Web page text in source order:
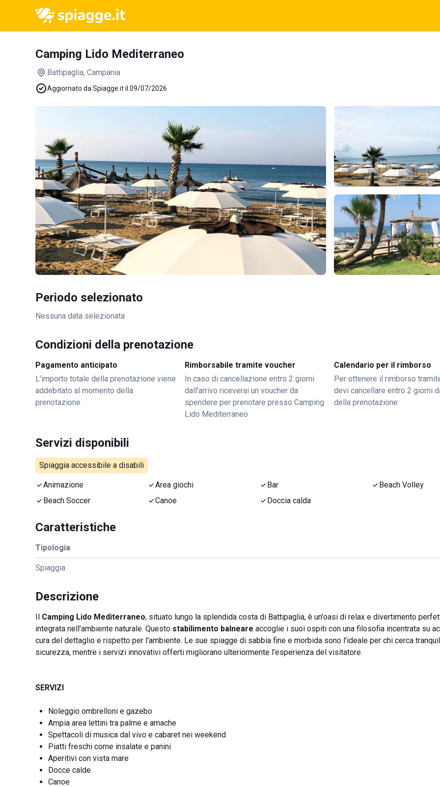
Camping Lido Mediterraneo
Battipaglia, Campania
Aggiornato da Spiagge.it il 09/07/2026
Periodo selezionato
Nessuna data selezionata
Condizioni della prenotazione
Pagamento anticipato
L'importo totale della prenotazione viene
addebitato al momento della
prenotazione
Rimborsabile tramite voucher
In caso di cancellazione entro 2 giorni
dall'arrivo riceverai un voucher da
spendere per prenotare presso Camping
Lido Mediterraneo
Calendario per il rimborso
Per ottenere il rimborso
devi cancellare entro 2 giorni
della prenotazione
Servizi disponibili
Spiaggia accessibile a disabili
Animazione Area giochi Bar
Beach Volley
Beach Soccer
Canoe Doccia calda
Caratteristiche
Tipologia
Spiaggia
Descrizione
Il Camping Lido Mediterraneo, situato lungo la splendida costa di Battipaglia, è un'oasi di relax e divertimento
integrata nell'ambiente naturale. Questo stabilimento balneare accoglie i suoi ospiti con una filosofia incentrata su
cura del dettaglio e rispetto per l'ambiente. Le sue spiagge di sabbia fine e morbida sono l'ideale per chi cerca
sicurezza, mentre i servizi innovativi offerti migliorano ulteriormente l'esperienza del visitatore.
SERVIZI
Noleggio ombrelloni e gazebo
Ampia area lettini tra palme e amache
Spettacoli di musica dal vivo e cabaret nei weekend
Piatti freschi come insalate e panini
Aperitivi con vista mare
Docce calde
Canoe